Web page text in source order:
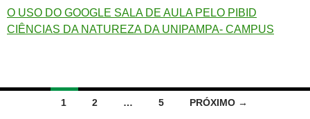
O USO DO GOOGLE SALA DE AULA PELO PIBID
CIÊNCIAS DA NATUREZA DA UNIPAMPA- CAMPUS
Navegação
1 2 … 5 PRÓXIMO →